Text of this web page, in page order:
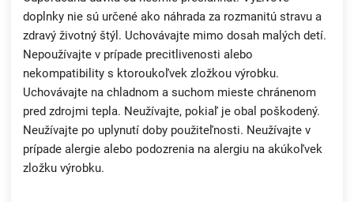
doplnky nie sú určené ako náhrada za rozmanitú stravu a
zdravý životný štýl. Uchovávajte mimo dosah malých detí.
Nepoužívajte v prípade precitlivenosti alebo
nekompatibility s ktoroukoľvek zložkou výrobku.
Uchovávajte na chladnom a suchom mieste chránenom
pred zdrojmi tepla. Neužívajte, pokiaľ je obal poškodený.
Neužívajte po uplynutí doby použiteľnosti. Neužívajte v
prípade alergie alebo podozrenia na alergiu na akúkoľvek
zložku výrobku.